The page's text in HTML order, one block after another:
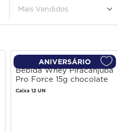
Mais Vendidos
ANIVERSÁRIO
Bebida Whey Piracanjuba
Pro Force 15g chocolate
250ml
Caixa 12 UN